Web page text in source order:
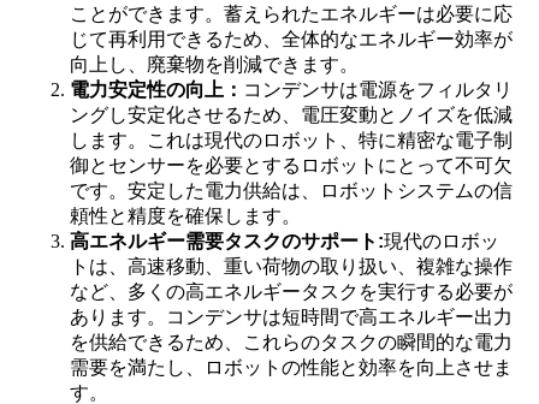
ことができます。蓄えられたエネルギーは必要に応
じて再利用できるため、全体的なエネルギー効率が
向上し、廃棄物を削減できます。
電力安定性の向上： コンデンサは電源をフィルタリ
ングし安定化させるため、電圧変動とノイズを低減
します。これは現代のロボット、特に精密な電子制
御とセンサーを必要とするロボットにとって不可欠
です。安定した電力供給は、ロボットシステムの信
頼性と精度を確保します。
高エネルギー需要タスクのサポート:現代のロボッ
トは、高速移動、重い荷物の取り扱い、複雑な操作
など、多くの高エネルギータスクを実行する必要が
あります。コンデンサは短時間で高エネルギー出力
を供給できるため、これらのタスクの瞬間的な電力
需要を満たし、ロボットの性能と効率を向上させま
す。